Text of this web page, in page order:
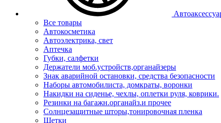
Все товары
Автокосметика
Автоэлектрика, свет
Аптечка
Губки, салфетки
Держатели моб.устройств,органайзеры
Знак аварийной остановки, средства безопасности
Наборы автомобилиста, домкраты, воронки
Накидки на сиденье, чехлы, оплетки руля, коврики.
Резинки на багажн.органайз.и прочее
Солнцезащитные шторы,тонировочная пленка
Щетки